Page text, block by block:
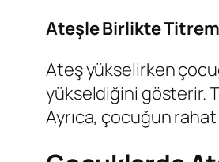
Ateşle Birlikte
Ateş yükselirken
yükseldiğini gösterir.
Ayrıca, çocuğun